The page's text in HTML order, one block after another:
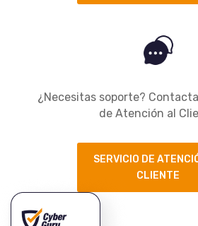
¿Necesitas soporte?
de Atención al
SERVICIO DE
CLIENTE